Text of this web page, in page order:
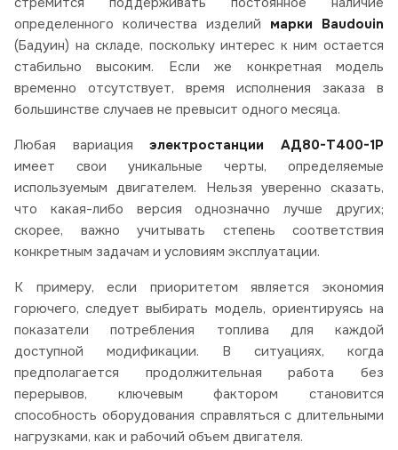
определенного количества изделий марки Baudouin
(Бадуин) на складе, поскольку интерес к ним остается
стабильно высоким. Если же конкретная модель
временно отсутствует, время исполнения заказа в
большинстве случаев не превысит одного месяца.
Любая вариацияэлектростанции АД80-Т400-1Р
имеет свои уникальные черты, определяемые
используемым двигателем. Нельзя уверенно сказать,
что какая-либо версия однозначно лучше других;
скорее, важно учитывать степень соответствия
конкретным задачам и условиям эксплуатации.
К примеру, если приоритетом является экономия
горючего, следует выбирать модель, ориентируясь на
показатели потребления топлива для каждой
доступной модификации. В ситуациях, когда
предполагается продолжительная работа без
перерывов, ключевым фактором становится
способность оборудования справляться с длительными
нагрузками, как и рабочий объем двигателя.